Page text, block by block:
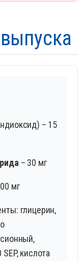
– 15
– 30 мг
мг
глицерин,
кислота